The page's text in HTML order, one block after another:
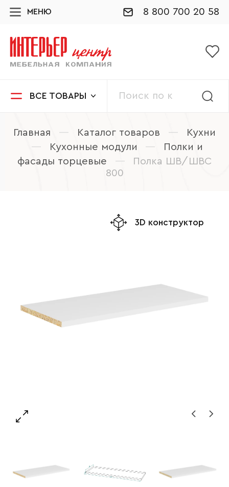
МЕНЮ 8 800 700 20 58
ВСЕ ТОВАРЫ
Главная — Каталог товаров —
Кухни
—
Кухонные модули —
Полки и
фасады торцевые
—
Полка ШВ/ШВС
800
3D конструктор